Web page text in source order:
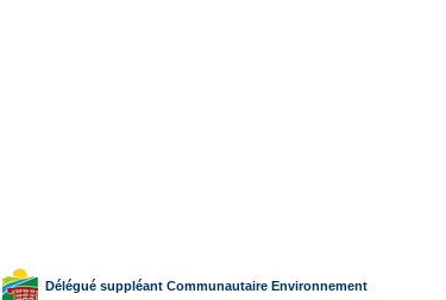
Délégué suppléant Communautaire Environnement